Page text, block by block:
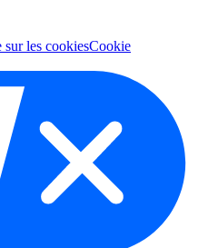
sur les cookiesCookie